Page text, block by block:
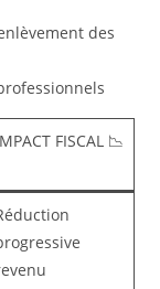
des
FISCAL 📉